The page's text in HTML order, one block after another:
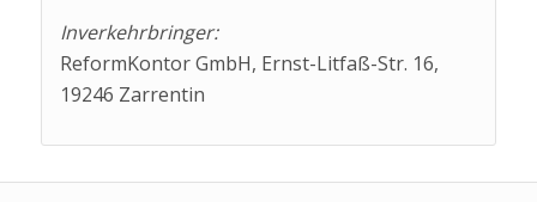
Inverkehrbringer:
ReformKontor GmbH, Ernst-Litfaß-Str. 16,
19246 Zarrentin